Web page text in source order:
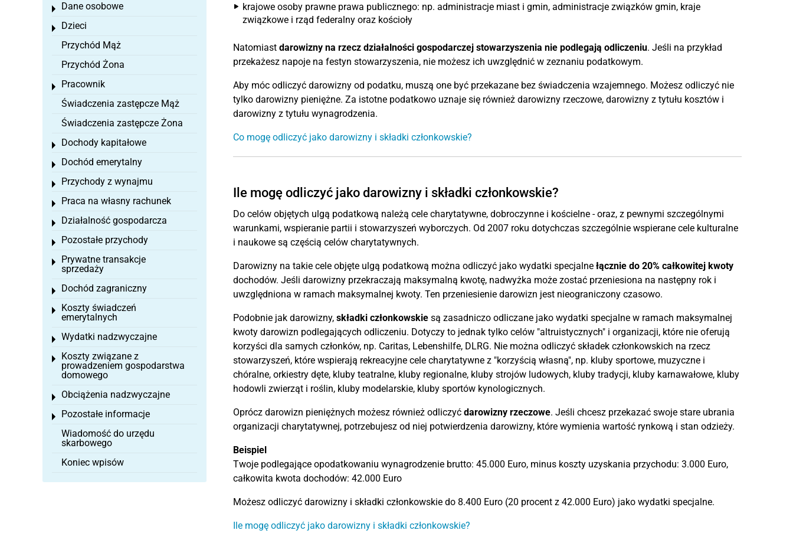
krajowe osoby prawne prawa publicznego: np. administracje miast i gmin, administracje związków gmin, kraje
związkowe i rząd federalny oraz kościoły
Natomiast darowizny na rzecz działalności gospodarczej stowarzyszenia nie podlegają odliczeniu. Jeśli na przykład
przekażesz napoje na festyn stowarzyszenia, nie możesz ich uwzględnić w zeznaniu podatkowym.
Aby móc odliczyć darowizny od podatku, muszą one być przekazane bez świadczenia wzajemnego. Możesz odliczyć nie
tylko darowizny pieniężne. Za istotne podatkowo uznaje się również darowizny rzeczowe, darowizny z tytułu kosztów i
darowizny z tytułu wynagrodzenia.
Co mogę odliczyć jako darowizny i składki członkowskie?
Ile mogę odliczyć jako darowizny i składki członkowskie?
Do celów objętych ulgą podatkową należą cele charytatywne, dobroczynne i kościelne - oraz, z pewnymi szczególnymi
warunkami, wspieranie partii i stowarzyszeń wyborczych. Od 2007 roku dotychczas szczególnie wspierane cele kulturalne
i naukowe są częścią celów charytatywnych.
Darowizny na takie cele objęte ulgą podatkową można odliczyć jako wydatki specjalne łącznie do 20% całkowitej kwoty
dochodów. Jeśli darowizny przekraczają maksymalną kwotę, nadwyżka może zostać przeniesiona na następny rok i
uwzględniona w ramach maksymalnej kwoty. Ten przeniesienie darowizn jest nieograniczony czasowo.
Podobnie jak darowizny, składki członkowskiesą zasadniczo odliczane jako wydatki specjalne w ramach maksymalnej
kwoty darowizn podlegających odliczeniu. Dotyczy to jednak tylko celów "altruistycznych" i organizacji, które nie oferują
korzyści dla samych członków, np. Caritas, Lebenshilfe, DLRG. Nie można odliczyć składek członkowskich na rzecz
stowarzyszeń, które wspierają rekreacyjne cele charytatywne z "korzyścią własną", np. kluby sportowe, muzyczne i
chóralne, orkiestry dęte, kluby teatralne, kluby regionalne, kluby strojów ludowych, kluby tradycji, kluby karnawałowe, kluby
hodowli zwierząt i roślin, kluby modelarskie, kluby sportów kynologicznych.
Oprócz darowizn pieniężnych możesz również odliczyć darowizny rzeczowe. Jeśli chcesz przekazać swoje stare ubrania
organizacji charytatywnej, potrzebujesz od niej potwierdzenia darowizny, które wymienia wartość rynkową i stan odzieży.
Beispiel
Twoje podlegające opodatkowaniu wynagrodzenie brutto: 45.000 Euro, minus koszty uzyskania przychodu: 3.000 Euro,
całkowita kwota dochodów: 42.000 Euro
Możesz odliczyć darowizny i składki członkowskie do 8.400 Euro (20 procent z 42.000 Euro) jako wydatki specjalne.
Ile mogę odliczyć jako darowizny i składki członkowskie?
Dane osobowe
Toggle menu
Dzieci
Toggle menu
Przychód Mąż
Przychód Żona
Pracownik
Toggle menu
Świadczenia zastępcze Mąż
Świadczenia zastępcze Żona
Dochody kapitałowe
Toggle menu
Dochód emerytalny
Toggle menu
Przychody z wynajmu
Toggle menu
Praca na własny rachunek
Toggle menu
Działalność gospodarcza
Toggle menu
Pozostałe przychody
Toggle menu
Prywatne transakcje
sprzedaży
Toggle menu
Dochód zagraniczny
Toggle menu
Koszty świadczeń
emerytalnych
Toggle menu
Wydatki nadzwyczajne
Toggle menu
Koszty związane z
prowadzeniem gospodarstwa
domowego
Toggle menu
Obciążenia nadzwyczajne
Toggle menu
Pozostałe informacje
Toggle menu
Wiadomość do urzędu
skarbowego
Koniec wpisów